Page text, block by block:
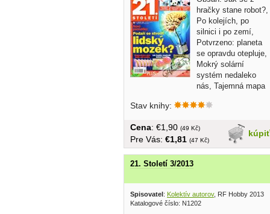
hračky stane robot?,
Po kolejích, po
silnici i po zemí,
Potvrzeno: planeta
se opravdu otepluje,
Mokrý solární
systém nedaleko
nás, Tajemná mapa
Stav knihy:
kúpiť
Cena: €1,90 (49 Kč)
Pre Vás: €1,81 (47 Kč)
21. Století 3/2013
Spisovatel : Kolektív autorov, RF Hobby 2013
Katalogové číslo: N1202